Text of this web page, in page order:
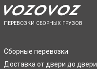
ПЕРЕВОЗКИ СБОРНЫХ ГРУЗОВ
Сборные перевозки
Доставка от двери до двери